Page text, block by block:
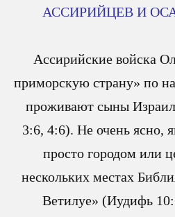
АССИРИЙЦЕВ И
Ассирийские войска
приморскую страну» по
проживают сыны
3:6, 4:6). Не очень ясно,
просто городом или
нескольких местах
Ветилуе» (Иудифь